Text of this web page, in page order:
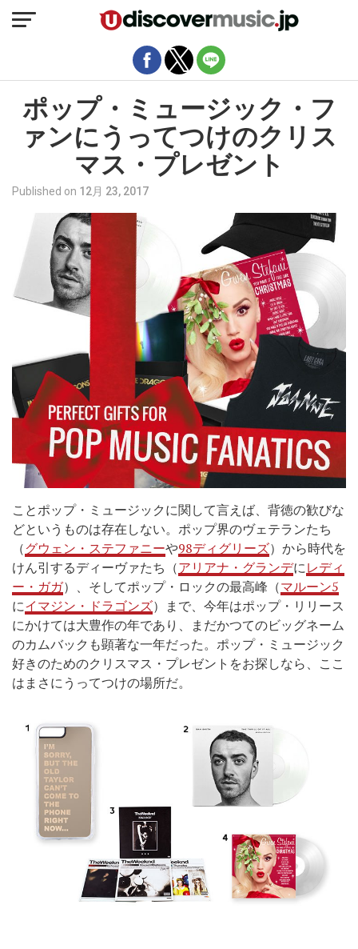
ポップ・ミュージック・フ
ァンにうってつけのクリス
マス・プレゼント
Published on 12月 23, 2017
ことポップ・ミュージックに関して言えば、背徳の歓びな
どというものは存在しない。ポップ界のヴェテランたち
（グウェン・ステファニーや98ディグリーズ）から時代を
けん引するディーヴァたち（アリアナ・グランデにレディ
ー・ガガ）、そしてポップ・ロックの最高峰（マルーン5
にイマジン・ドラゴンズ）まで、今年はポップ・リリース
にかけては大豊作の年であり、まだかつてのビッグネーム
のカムバックも顕著な一年だった。ポップ・ミュージック
好きのためのクリスマス・プレゼントをお探しなら、ここ
はまさにうってつけの場所だ。
モバイルバージョンを終了